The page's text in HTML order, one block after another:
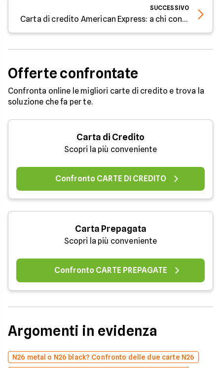
SUCCESSIVO
Carta di credito American Express: a chi conviene
Offerte confrontate
Confronta online le migliori carte di credito e trova la
soluzione che fa per te.
Carta di Credito
Scopri la più conveniente
Confronto CARTE DI CREDITO
Carta Prepagata
Scopri la più conveniente
Confronto CARTE PREPAGATE
Argomenti in evidenza
N26 metal o N26 black? Confronto delle due carte N26